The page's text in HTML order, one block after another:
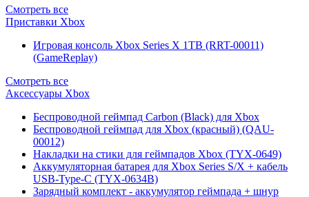
Смотреть все
Приставки Xbox
Игровая консоль Xbox Series X 1TB (RRT-00011)
(GameReplay)
Смотреть все
Аксессуары Xbox
Беспроводной геймпад Carbon (Black) для Xbox
Беспроводной геймпад для Xbox (красный) (QAU-
00012)
Накладки на стики для геймпадов Xbox (TYX-0649)
Аккумуляторная батарея для Xbox Series S/X + кабель
USB-Type-C (TYX-0634B)
Зарядный комплект - аккумулятор геймпада + шнур